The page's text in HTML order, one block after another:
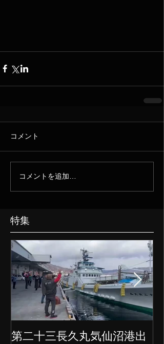
コメント
コメントを追加…
特集
第二十三長久丸気仙沼港出